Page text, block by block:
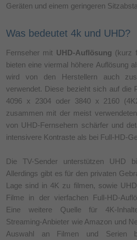
Geräten und einem geringeren
Was bedeutet 4k und UHD?
Fernseher mit UHD-Auflösung (kurz
bieten eine viermal höhere Auflösung
wird von den Herstellern auch
verwendet. Diese bezieht sich auf die
4096 x 2304 oder 3840 x 2160
zusammen mit der meist
von UHD-Fernsehern schärfer und
intensivere Kontraste als bei Full-HD-
Die TV-Sender unterstützen UHD
Allerdings gibt es für den privaten
Lage sind in 4K zu filmen, sowie
Filme in der vierfachen Full-HD-
Eine weitere Quelle für 4K-
Streaming-Anbieter wie Amazon und
Auswahl an Filmen und Serien